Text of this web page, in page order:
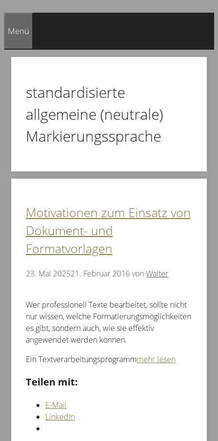
Menü
standardisierte
allgemeine (neutrale)
Markierungssprache
Motivationen zum Einsatz von
Dokument- und
Formatvorlagen
23. Mai 202521. Februar 2016von Walter
Wer professionell Texte bearbeitet, sollte nicht
nur wissen, welche Formatierungsmöglichkeiten
es gibt, sondern auch, wie sie effektiv
angewendet werden können.
Ein Textverarbeitungsprogrammmehr lesen
Teilen mit:
E-Mail
LinkedIn